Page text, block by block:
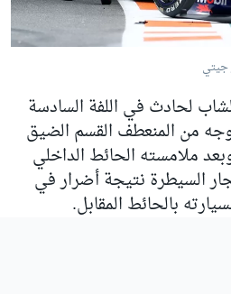
جيتي
لحادث في اللفة السادسة
من المنعطف القسم الضيق
14 و15. وبعد ملامسته الحائط الداخلي
14، فقد حجار السيطرة نتيجة أضرار في
بالحائط المقابل.